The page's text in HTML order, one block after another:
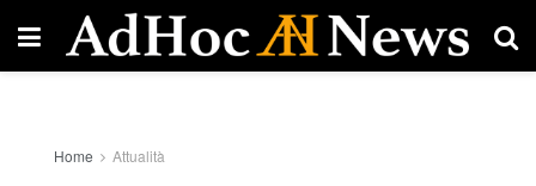
Home Attualità